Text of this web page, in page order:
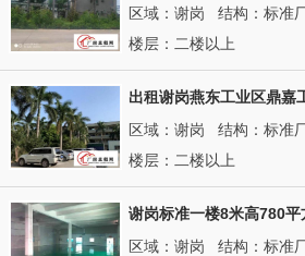
区域：谢岗 结构：标准
楼层：二楼以上
出租谢岗燕东工业区鼎嘉
区域：谢岗 结构：标准
楼层：二楼以上
谢岗标准一楼8米高780平
区域：谢岗 结构：标准